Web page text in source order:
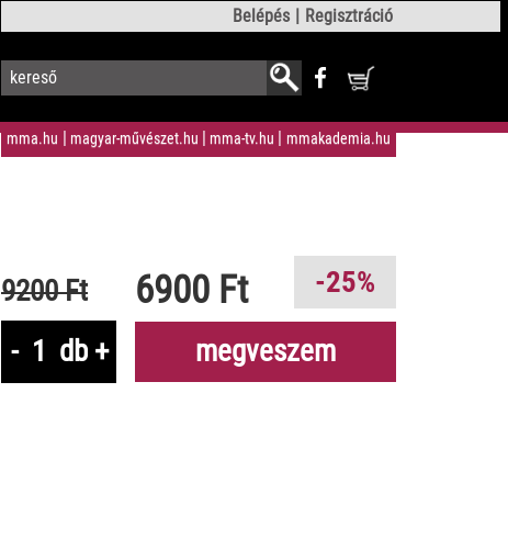
Belépés Regisztráció
mma.hu magyar-művészet.hu mma-tv.hu mmakademia.hu
9200 Ft 6900 Ft
-25%
-
db + megveszem